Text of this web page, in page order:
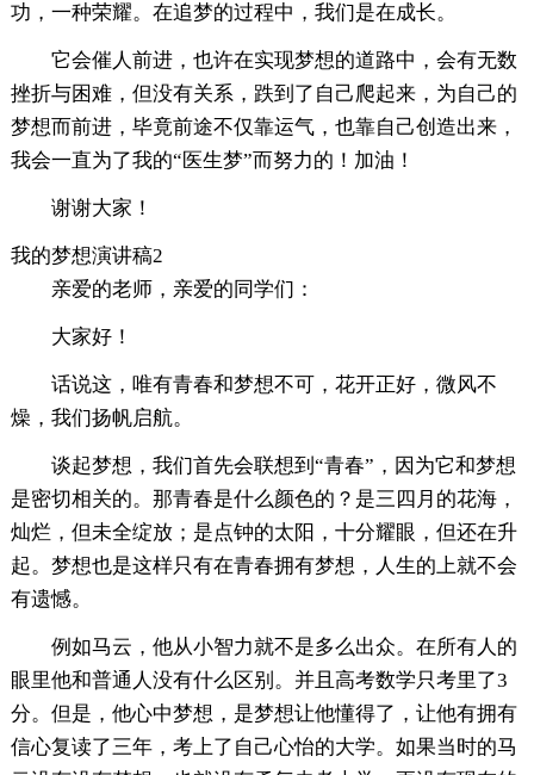
功，一种荣耀。在追梦的过程中，我们是在成长。
它会催人前进，也许在实现梦想的道路中，会有无数
挫折与困难，但没有关系，跌到了自己爬起来，为自己的
梦想而前进，毕竟前途不仅靠运气，也靠自己创造出来，
我会一直为了我的“医生梦”而努力的！加油！
谢谢大家！
我的梦想演讲稿2
亲爱的老师，亲爱的同学们：
大家好！
话说这，唯有青春和梦想不可，花开正好，微风不
燥，我们扬帆启航。
谈起梦想，我们首先会联想到“青春”，因为它和梦想
是密切相关的。那青春是什么颜色的？是三四月的花海，
灿烂，但未全绽放；是点钟的太阳，十分耀眼，但还在升
起。梦想也是这样只有在青春拥有梦想，人生的上就不会
有遗憾。
例如马云，他从小智力就不是多么出众。在所有人的
眼里他和普通人没有什么区别。并且高考数学只考里了3
分。但是，他心中梦想，是梦想让他懂得了，让他有拥有
信心复读了三年，考上了自己心怡的大学。如果当时的马